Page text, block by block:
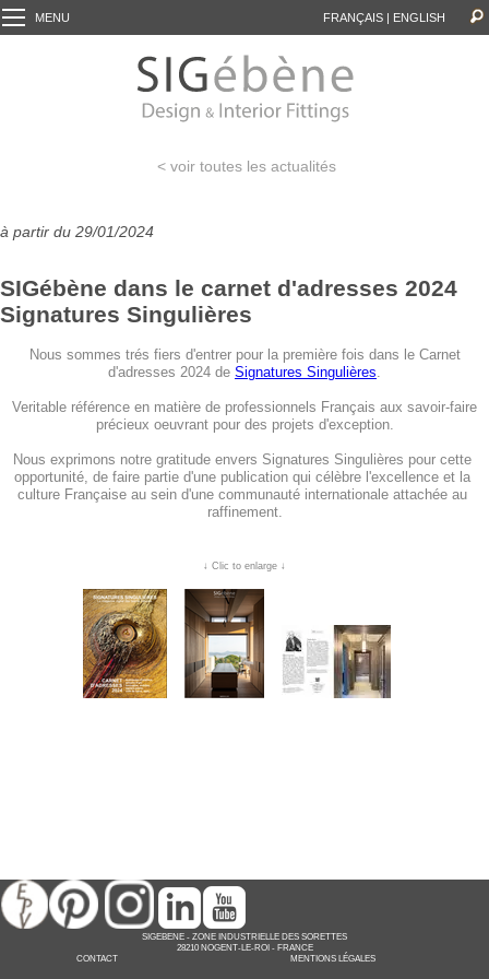
MENU FRANÇAIS | ENGLISH
< voir toutes les actualités
à partir du 29/01/2024
SIGébène dans le carnet d'adresses 2024
Signatures Singulières
Nous sommes trés fiers d'entrer pour la première fois dans le Carnet
d'adresses 2024 de Signatures Singulières
Veritable référence en matière de professionnels Français aux savoir-faire
précieux oeuvrant pour des projets d'exception.
Nous exprimons notre gratitude envers Signatures Singulières pour cette
opportunité, de faire partie d'une publication qui célèbre l'excellence et la
culture Française au sein d'une communauté internationale attachée au
raffinement.
↓ Clic to enlarge ↓
SIGEBENE - ZONE INDUSTRIELLE DES SORETTES
28210 NOGENT-LE-ROI - FRANCE
CONTACT
MENTIONS LÉGALES